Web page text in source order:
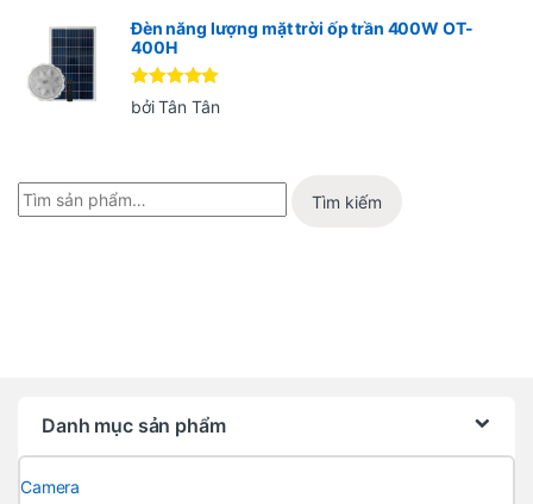
Đèn năng lượng mặt trời ốp trần 400W OT-
400H
Được xếp
hạng 55
bởi Tân Tân
Tìm kiếm
Danh mục sản phẩm
Camera